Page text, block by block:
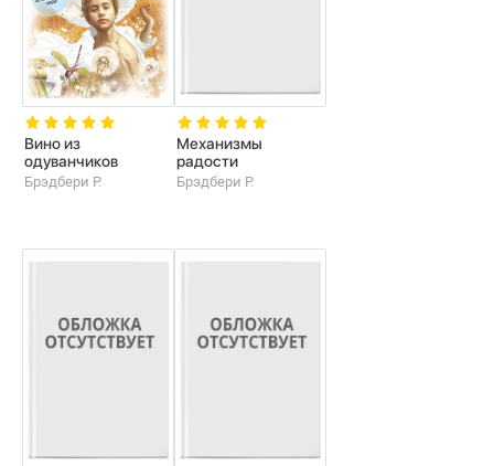
Вино из
одуванчиков
Брэдбери Р.
Механизмы
радости
Брэдбери Р.